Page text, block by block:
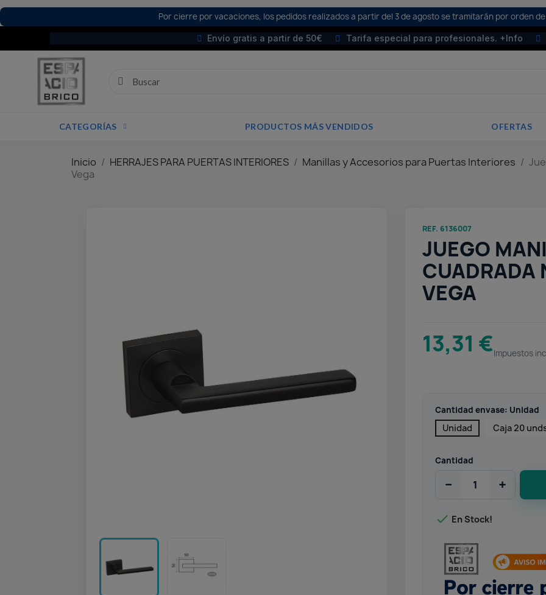
Por cierre por vacaciones, los pedidos realizados a partir del 3 de agosto se tramitarán por orden de
Envío gratis a partir de 50€ Tarifa especial para profesionales. +Info
CATEGORÍAS PRODUCTOS MÁS VENDIDOS OFERTAS
Inicio HERRAJES PARA PUERTAS INTERIORES Manillas y Accesorios para Puertas Interiores
Vega
REF. 6136007
JUEGO
CUADRADA
VEGA
13,31 €Impuestos
Cantidad envase: Unidad
Unidad Caja 20
Cantidad
− +
 En Stock!